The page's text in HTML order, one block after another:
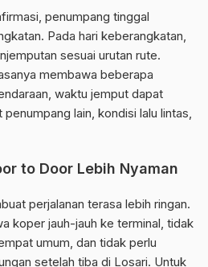
penumpang tinggal
Pada hari keberangkatan,
sesuai urutan rute.
membawa beberapa
waktu jemput dapat
lain, kondisi lalu lintas,
to Door Lebih Nyaman
perjalanan terasa lebih ringan.
koper jauh-jauh ke terminal, tidak
umum, dan tidak perlu
setelah tiba di Losari. Untuk